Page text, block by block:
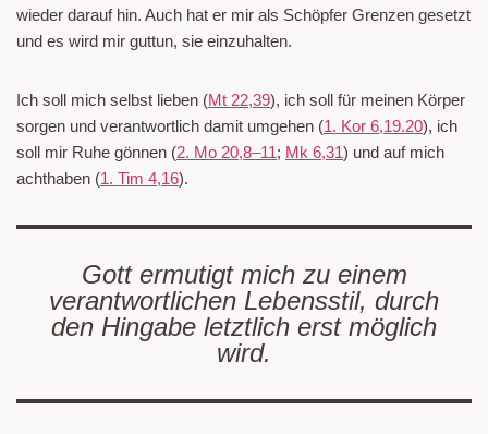
wieder darauf hin. Auch hat er mir als Schöpfer Grenzen gesetzt
und es wird mir guttun, sie einzuhalten.
Ich soll mich selbst lieben (Mt 22,39), ich soll für meinen Körper
sorgen und verantwortlich damit umgehen (1. Kor 6,19.20), ich
soll mir Ruhe gönnen (2. Mo 20,8–11; Mk 6,31) und auf mich
achthaben (1. Tim 4,16).
Gott ermutigt mich zu einem
verantwortlichen Lebensstil, durch
den Hingabe letztlich erst möglich
wird.